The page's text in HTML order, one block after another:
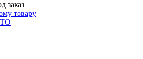
заказ
товару